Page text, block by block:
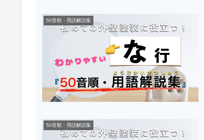
50音順・用語解説集
50音順・用語解説集